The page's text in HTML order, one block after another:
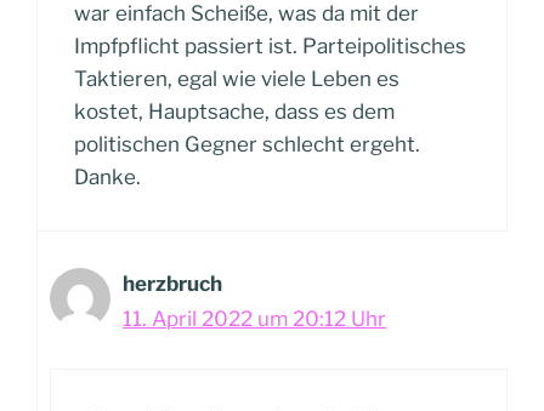
war einfach Scheiße, was da mit der
Impfpflicht passiert ist. Parteipolitisches
Taktieren, egal wie viele Leben es
kostet, Hauptsache, dass es dem
politischen Gegner schlecht ergeht.
Danke.
herzbruch
11. April 2022 um 20:12 Uhr